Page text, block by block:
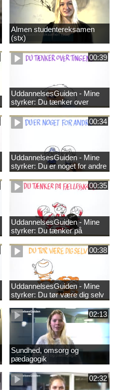
Almen studentereksamen
(stx)
00:39
UddannelsesGuiden - Mine
styrker: Du tænker over
tingene
00:34
UddannelsesGuiden - Mine
styrker: Du er noget for andre
00:35
UddannelsesGuiden - Mine
styrker: Du tænker på
fællesskabet
00:38
UddannelsesGuiden - Mine
styrker: Du tør være dig selv
02:13
Sundhed, omsorg og
pædagogik
02:32